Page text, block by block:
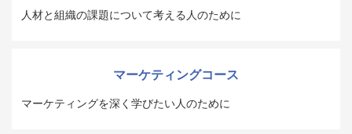
人材と組織の課題について考える人のために
マーケティングコース
マーケティングを深く学びたい人のために